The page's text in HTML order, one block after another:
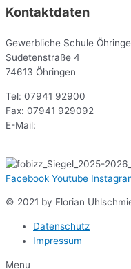
Kontaktdaten
Gewerbliche Schule
Sudetenstraße 4
74613 Öhringen
Tel: 07941 92900
Fax: 07941 929092
E-Mail:
Facebook Youtube
© 2021 by Florian
Datenschutz
Impressum
Menu